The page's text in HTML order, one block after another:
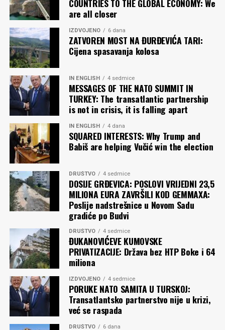
COUNTRIES TO THE GLOBAL ECONOMY: We
are all closer
IZDVOJENO 6 dana
ZATVOREN MOST NA ĐURĐEVIĆA TARI:
Cijena spasavanja kolosa
IN ENGLISH 4 sedmice
MESSAGES OF THE NATO SUMMIT IN
TURKEY: The transatlantic partnership
is not in crisis, it is falling apart
IN ENGLISH 4 dana
SQUARED INTERESTS: Why Trump and
Babiš are helping Vučić win the election
DRUŠTVO 4 sedmice
DOSIJE GRĐEVICA: POSLOVI VRIJEDNI 23,5
MILIONA EURA ZAVRŠILI KOD GEMMAXA:
Poslije nadstrešnice u Novom Sadu
gradiće po Budvi
DRUŠTVO 4 sedmice
ĐUKANOVIĆEVE KUMOVSKE
PRIVATIZACIJE: Država bez HTP Boke i 64
miliona
IZDVOJENO 4 sedmice
PORUKE NATO SAMITA U TURSKOJ:
Transatlantsko partnerstvo nije u krizi,
već se raspada
DRUŠTVO 6 dana